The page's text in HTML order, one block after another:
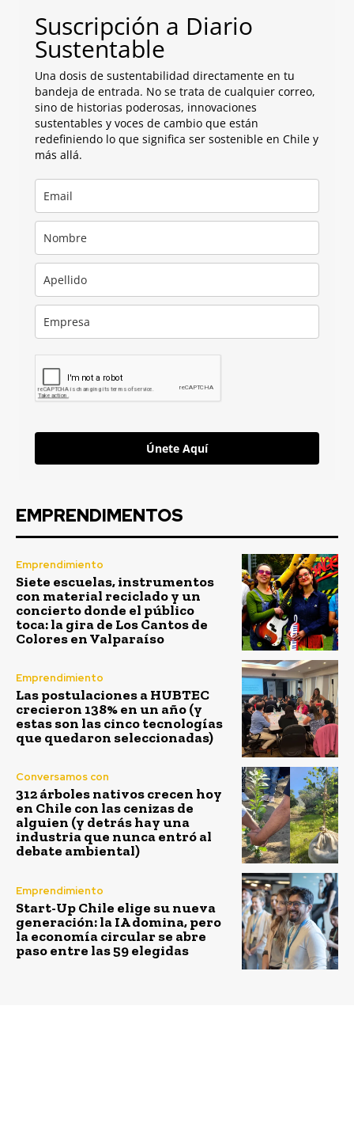
Suscripción a Diario
Sustentable
Una dosis de sustentabilidad directamente en tu
bandeja de entrada. No se trata de cualquier correo,
sino de historias poderosas, innovaciones
sustentables y voces de cambio que están
redefiniendo lo que significa ser sostenible en Chile y
más allá.
Únete Aquí
EMPRENDIMENTOS
Emprendimiento
Siete escuelas, instrumentos
con material reciclado y un
concierto donde el público
toca: la gira de Los Cantos de
Colores en Valparaíso
Emprendimiento
Las postulaciones a HUBTEC
crecieron 138% en un año (y
estas son las cinco tecnologías
que quedaron seleccionadas)
Conversamos con
312 árboles nativos crecen hoy
en Chile con las cenizas de
alguien (y detrás hay una
industria que nunca entró al
debate ambiental)
Emprendimiento
Start-Up Chile elige su nueva
generación: la IA domina, pero
la economía circular se abre
paso entre las 59 elegidas